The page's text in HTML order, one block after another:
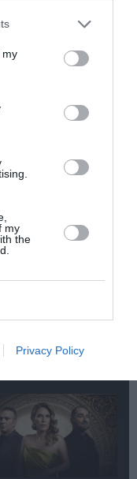
my
my
the
Privacy Policy
ως Doctor
(πρώτο
Πασκάλ
τσέλο στη
του